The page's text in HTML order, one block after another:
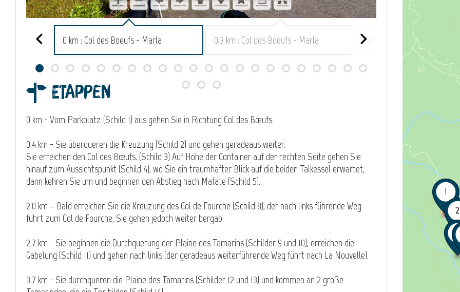
0 km : Col des Boeufs - Marla 0,3 km : Col des Boeufs - Marla 1,0 km : Col des Boeufs -
Etappen
0 km - Vom Parkplatz (Schild 1) aus gehen Sie in Richtung Col des Bœufs.
0.4 km - Sie überqueren die Kreuzung (Schild 2) und gehen geradeaus weiter.
Sie erreichen den Col des Bœufs. (Schild 3) Auf Höhe der Container auf der rechten Seite gehen Sie
hinauf zum Aussichtspunkt (Schild 4), wo Sie ein traumhafter Blick auf die beiden Talkessel erwartet,
dann kehren Sie um und beginnen den Abstieg nach Mafate (Schild 5).
2.0 km – Bald erreichen Sie die Kreuzung des Col de Fourche (Schild 8), der nach links führende Weg
führt zum Col de Fourche, Sie gehen jedoch weiter bergab.
2.7 km - Sie beginnen die Durchquerung der Plaine des Tamarins (Schilder 9 und 10), erreichen die
Gabelung (Schild 11) und gehen nach links (der geradeaus weiterführende Weg führt nach La Nouvelle).
3.7 km - Sie durchqueren die Plaine des Tamarins (Schilder 12 und 13) und kommen an 2 große
1
2
7